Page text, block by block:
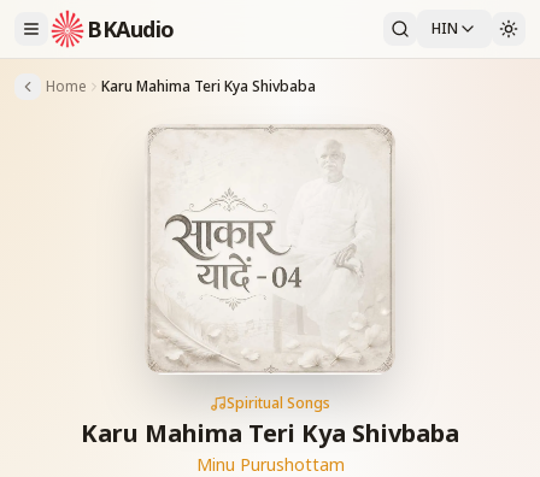
BKAudio HIN
Home Karu Mahima Teri Kya Shivbaba
Spiritual Songs
Karu Mahima Teri Kya Shivbaba
Minu Purushottam